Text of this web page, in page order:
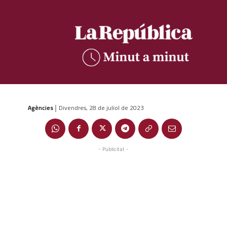
Agències | Divendres, 28 de juliol de 2023
- Publicitat -